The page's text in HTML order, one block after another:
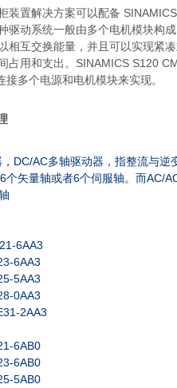
装置解决方案可以配备
动系统一般由多个电机模块构
互交换能量，并且可以实现紧
用和支出。SINAMICS S120
多个电源和电机模块来实现。
DC/AC多轴驱动器，指整流与逆
6个矢量轴或者6个伺服轴。而AC/
6AA3
6AA3
5AA3
0AA3
2AA3
6AB0
6AB0
5AB0